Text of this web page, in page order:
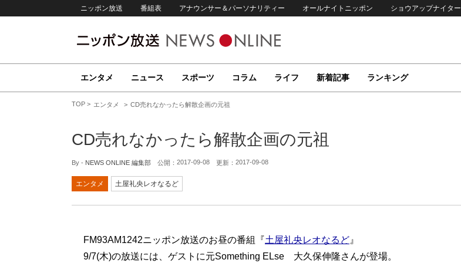
ニッポン放送 番組表 アナウンサー＆パーソナリティー オールナイトニッポン ショウアップナイター
エンタメ ニュース スポーツ コラム ライフ 新着記事 ランキング
TOP エンタメ CD売れなかったら解散企画の元祖
CD売れなかったら解散企画の元祖
By - NEWS ONLINE 編集部 公開： 2017-09-08 更新： 2017-09-08
エンタメ 土屋礼央レオなるど
FM93AM1242ニッポン放送のお昼の番組『土屋礼央レオなるど 』
9/7(木)の放送には、ゲストに元Something ELse 大久保伸隆さんが登場。